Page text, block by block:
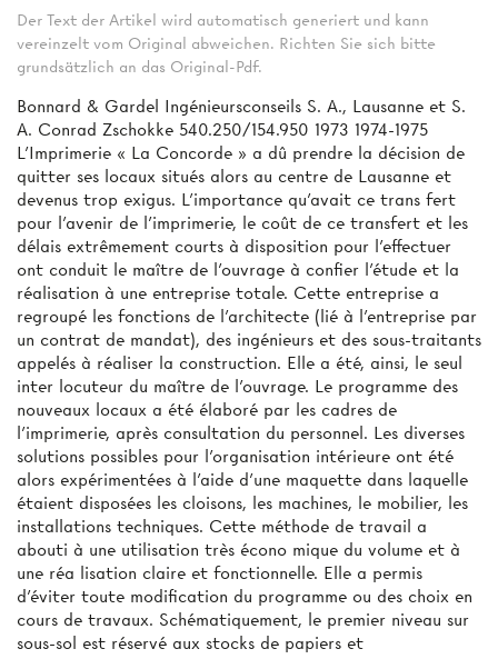
Der Text der Artikel wird automatisch generiert und kann
vereinzelt vom Original abweichen. Richten Sie sich bitte
grundsätzlich an das Original-Pdf.
Bonnard & Gardel Ingénieursconseils S. A., Lausanne et S.
A. Conrad Zschokke 540.250/154.950 1973 1974-1975
L’Imprimerie « La Concorde » a dû prendre la décision de
quitter ses locaux situés alors au centre de Lausanne et
devenus trop exigus. L’importance qu’avait ce trans­ fert
pour l’avenir de l’imprimerie, le coût de ce transfert et les
délais extrêmement courts à disposition pour l'effectuer
ont conduit le maître de l’ouvrage à confier l’étude et la
réalisation à une entreprise totale. Cette entreprise a
regroupé les fonctions de l’architecte (lié à l’entreprise par
un contrat de mandat), des ingénieurs et des sous-traitants
appelés à réaliser la construction. Elle a été, ainsi, le seul
inter­ locuteur du maître de l’ouvrage. Le programme des
nouveaux locaux a été élaboré par les cadres de
l’imprimerie, après consultation du personnel. Les diverses
solutions possibles pour l’organisation intérieure ont été
alors expérimentées à l'aide d’une maquette dans laquelle
étaient disposées les cloisons, les machines, le mobilier, les
installations techniques. Cette méthode de travail a
abouti à une utilisation très écono­ mique du volume et à
une réa­ lisation claire et fonctionnelle. Elle a permis
d'éviter toute modification du programme ou des choix en
cours de travaux. Schématiquement, le premier niveau sur
sous-sol est réservé aux stocks de papiers et